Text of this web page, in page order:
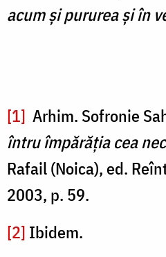
acum și pururea și în
[1] Arhim. Sofronie
întru împărăţia cea
Rafail (Noica), ed.
2003, p. 59.
[2] Ibidem.